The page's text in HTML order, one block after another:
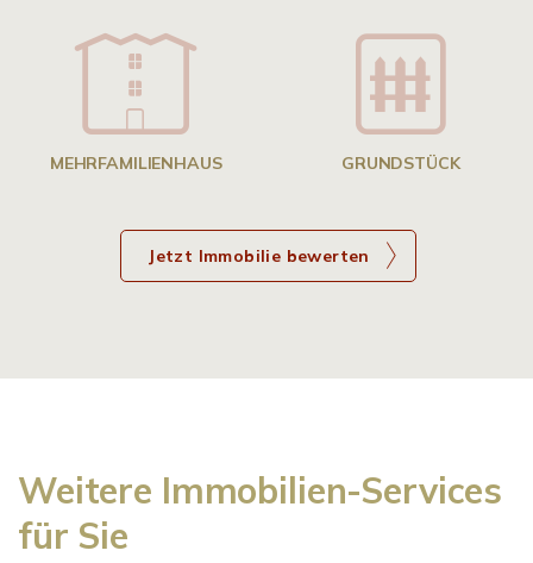
MEHRFAMILIENHAUS GRUNDSTÜCK
Jetzt Immobilie bewerten
Weitere Immobilien-Services
für Sie